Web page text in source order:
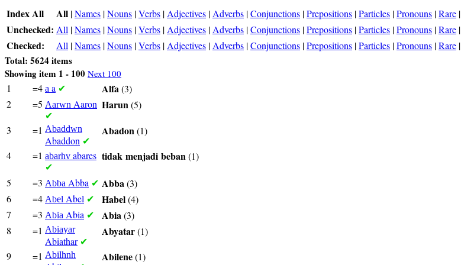
Index All All |Names |Nouns |Verbs | Adjectives | Adverbs |Conjunctions |Prepositions |Particles |Pronouns |Rare |
Unchecked: All |Names |Nouns |Verbs | Adjectives | Adverbs |Conjunctions |Prepositions |Particles |Pronouns |Rare |
Checked: All |Names |Nouns |Verbs | Adjectives | Adverbs |Conjunctions |Prepositions |Particles |Pronouns |Rare |
Total: 5624 items
Showing item 1 - 100 Next 100
1 =4 a a ✔ Alfa(3)
2
=5 Aarwn Aaron
✔
Harun(5)
3 =1 Abaddwn
Abaddon ✔
Abadon(1)
4 =1 abarhv abares
✔
tidak menjadi beban(1)
5
=3 Abba Abba ✔ Abba(3)
6
=4 Abel Abel ✔ Habel(4)
7
=3 Abia Abia ✔ Abia(3)
8
=1 Abiayar
Abiathar ✔
Abyatar(1)
9 =1 Abilhnh Abilene(1)